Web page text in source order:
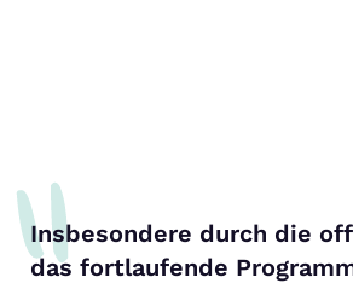
Insbesondere durch die
das fortlaufende